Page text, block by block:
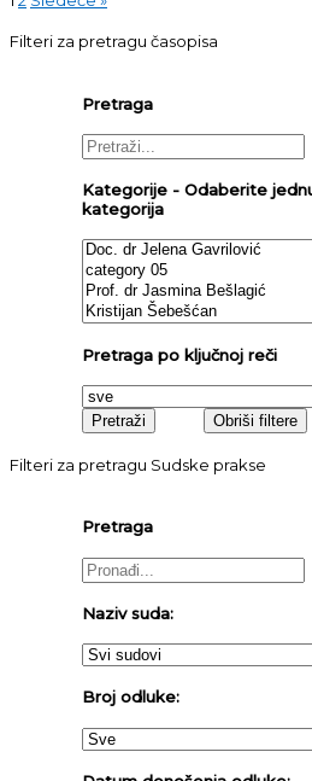
Filteri za pretragu časopisa
Pretraga
Kategorije - Odaberite
kategorija
Pretraga po ključnoj reči
Filteri za pretragu Sudske prakse
Pretraga
Naziv suda:
Broj odluke: